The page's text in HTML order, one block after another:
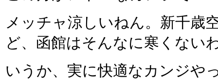
メッチャ涼しいねん。新千歳
ど、函館はそんなに寒くない
いうか、実に快適なカンジや